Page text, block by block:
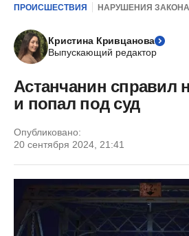
ПРОИСШЕСТВИЯ НАРУШЕНИЯ ЗАКОНА
Кристина Кривцанова
Выпускающий редактор
Астанчанин справил
и попал под суд
Опубликовано:
20 сентября 2024, 21:41